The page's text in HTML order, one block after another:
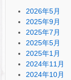
2026年5月
2025年9月
2025年7月
2025年5月
2025年1月
2024年11月
2024年10月